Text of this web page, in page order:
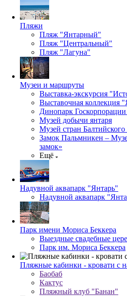
Пляжи
Пляж "Янтарный"
Пляж "Центральный"
Пляж "Лагуна"
Музеи и маршруты
Выставка-экскурсия
Выставочная коллекция
Динопарк Госкорпорации
Музей добычи янтаря
Музей стран
Замок Пальмникен –
замок»
Ещё
Надувной аквапарк "Янтарь"
Надувной аквапарк
Парк имени Мориса Беккера
Выездные свадебные
Парк им. Мориса Беккера
Пляжные кабинки - кровати с
Баобаб
Кактус
Пляжный клуб "Банан"